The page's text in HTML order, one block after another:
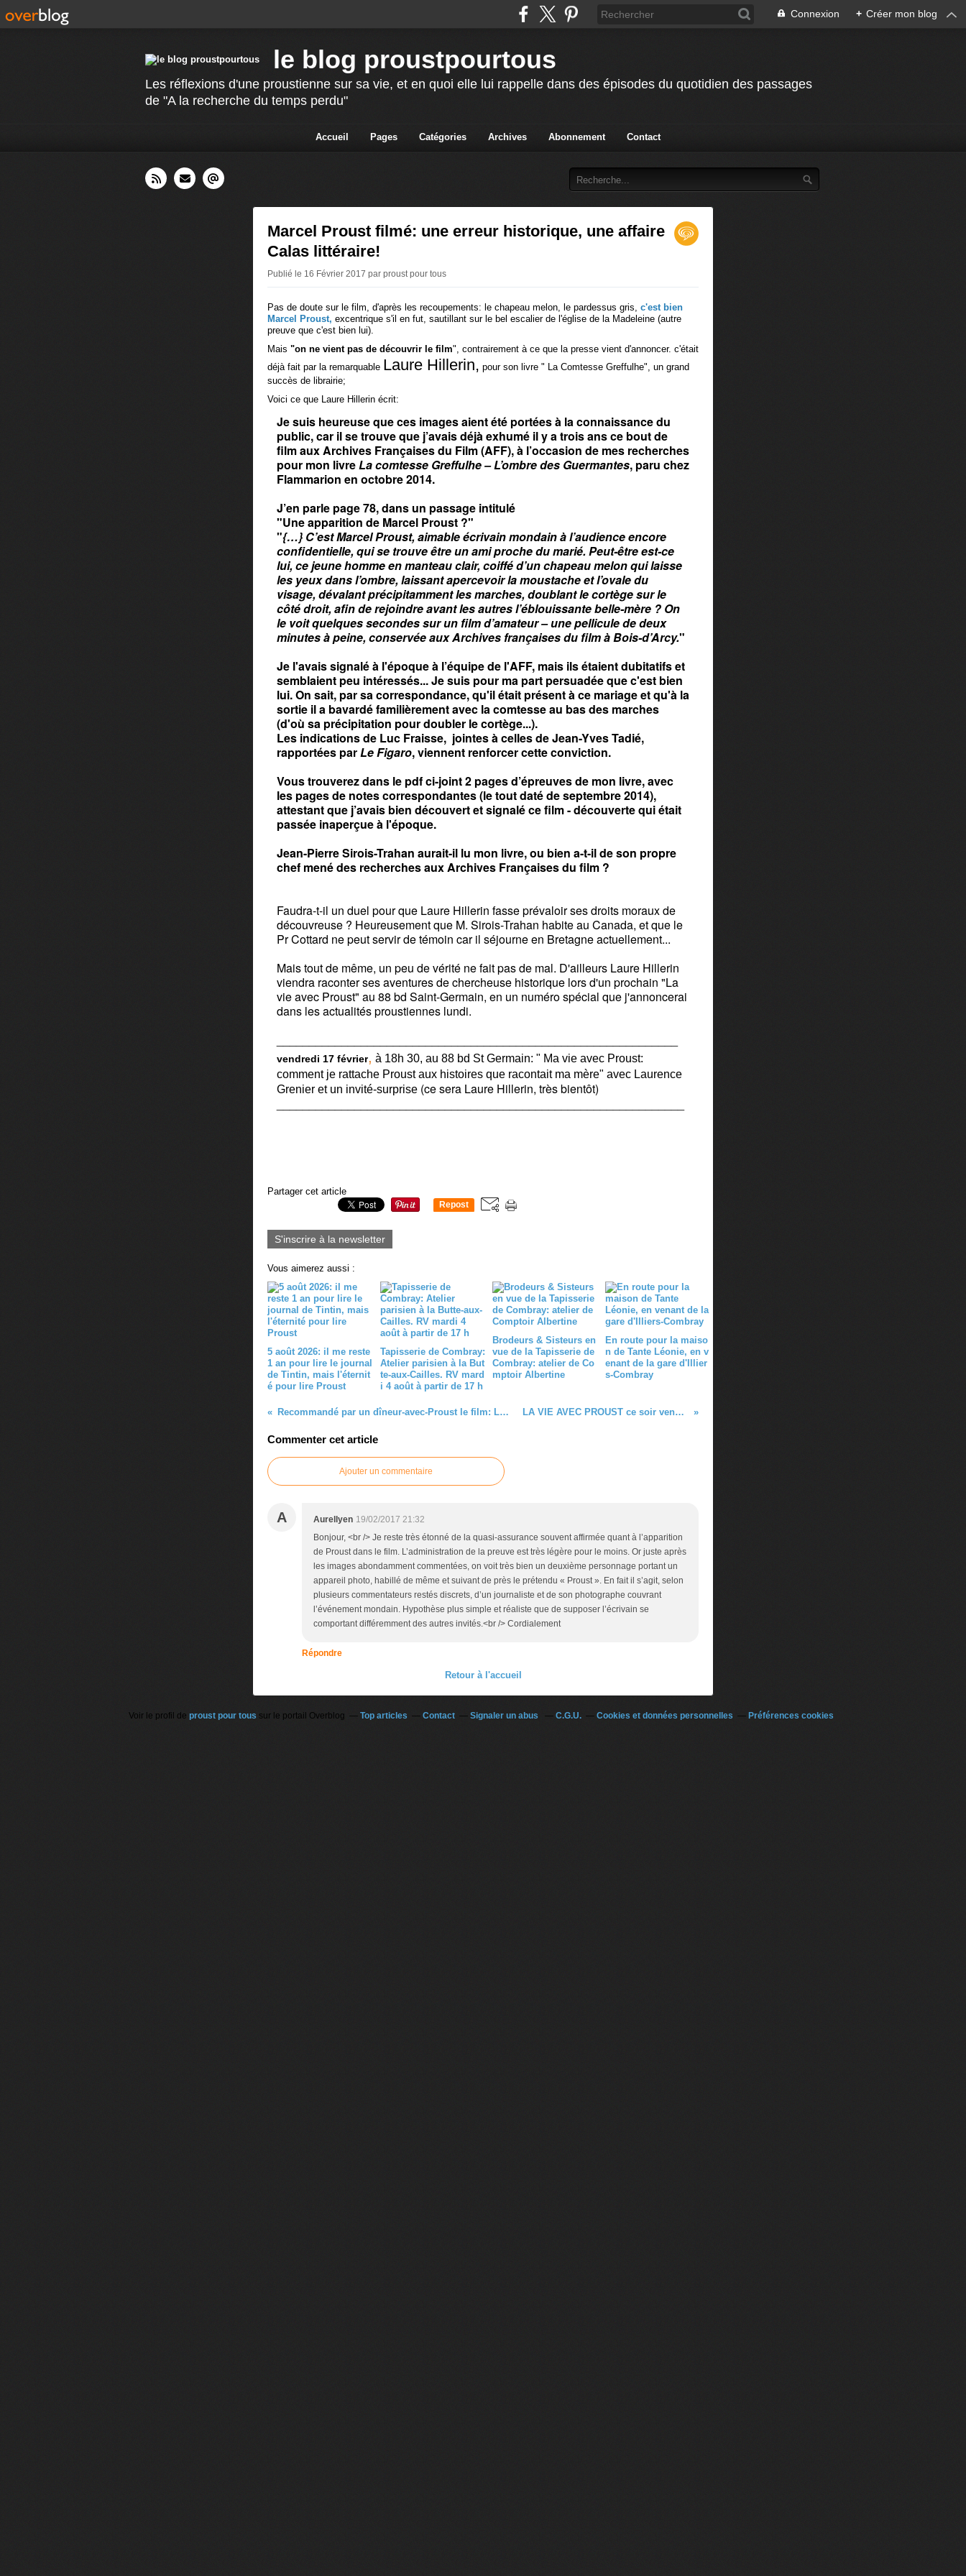
Connexion + Créer mon blog
le blog proustpourtous
Les réflexions d'une proustienne sur sa vie, et en quoi elle lui rappelle dans des épisodes du quotidien des passages
de "A la recherche du temps perdu"
Accueil Pages Catégories Archives Abonnement Contact
Marcel Proust filmé: une erreur historique, une affaire
Calas littéraire!
Publié le 16 Février 2017 par proust pour tous
Pas de doute sur le film, d'après les recoupements: le chapeau melon, le pardessus gris, c'est bien
Marcel Proust, excentrique s'il en fut, sautillant sur le bel escalier de l'église de la Madeleine (autre
preuve que c'est bien lui).
Mais "on ne vient pas de découvrir le film", contrairement à ce que la presse vient d'annoncer. c'était
déjà fait par la remarquable Laure Hillerin, pour son livre " La Comtesse Greffulhe", un grand
succès de librairie;
Voici ce que Laure Hillerin écrit:
Je suis heureuse que ces images aient été portées à la connaissance du
public, car il se trouve que j’avais déjà exhumé il y a trois ans ce bout de
film aux Archives Françaises du Film (AFF), à l’occasion de mes recherches
pour mon livreLa comtesse Greffulhe – L’ombre des Guermantes, paru chez
Flammarion en octobre 2014.
J’en parle page 78, dans un passage intitulé
"Une apparition de Marcel Proust ?"
"{…} C’est Marcel Proust, aimable écrivain mondain à l’audience encore
confidentielle, qui se trouve être un ami proche du marié. Peut-être est-ce
lui, ce jeune homme en manteau clair, coiffé d’un chapeau melon qui laisse
les yeux dans l’ombre, laissant apercevoir la moustache et l’ovale du
visage, dévalant précipitamment les marches, doublant le cortège sur le
côté droit, afin de rejoindre avant les autres l’éblouissante belle-mère ? On
le voit quelques secondes sur un film d’amateur – une pellicule de deux
minutes à peine, conservée aux Archives françaises du film à Bois-d’Arcy."
Je l'avais signalé à l'époque à l’équipe de l'AFF, mais ils étaient dubitatifs et
semblaient peu intéressés... Je suis pour ma part persuadée que c'est bien
lui. On sait, par sa correspondance, qu'il était présent à ce mariage et qu'à la
sortie il a bavardé familièrement avec la comtesse au bas des marches
(d'où sa précipitation pour doubler le cortège...).
Les indications de Luc Fraisse, jointes à celles de Jean-Yves Tadié,
rapportées parLe Figaro, viennent renforcer cette conviction.
Vous trouverez dans le pdf ci-joint 2 pages d’épreuves de mon livre, avec
les pages de notes correspondantes (le tout daté de septembre 2014),
attestant que j’avais bien découvert et signalé ce film - découverte qui était
passée inaperçue à l'époque.
Jean-Pierre Sirois-Trahan aurait-il lu mon livre, ou bien a-t-il de son propre
chef mené des recherches aux Archives Françaises du film ?
Faudra-t-il un duel pour que Laure Hillerin fasse prévaloir ses droits moraux de
découvreuse ? Heureusement que M. Sirois-Trahan habite au Canada, et que le
Pr Cottard ne peut servir de témoin car il séjourne en Bretagne actuellement...
Mais tout de même, un peu de vérité ne fait pas de mal. D'ailleurs Laure Hillerin
viendra raconter ses aventures de chercheuse historique lors d'un prochain "La
vie avec Proust" au 88 bd Saint-Germain, en un numéro spécial que j'annoncerai
dans les actualités proustiennes lundi.
vendredi 17 février, à 18h 30, au 88 bd St Germain: " Ma vie avec Proust:
comment je rattache Proust aux histoires que racontait ma mère" avec Laurence
Grenier et un invité-surprise (ce sera Laure Hillerin, très bientôt)
Partager cet article
Repost
S'inscrire à la newsletter
Vous aimerez aussi :
5 août 2026: il me reste
1 an pour lire le journal
de Tintin, mais l'éternit
é pour lire Proust
Tapisserie de Combray:
Atelier parisien à la But
te-aux-Cailles. RV mard
i 4 août à partir de 17 h
Brodeurs & Sisteurs en
vue de la Tapisserie de
Combray: atelier de Co
mptoir Albertine
En route pour la maiso
n de Tante Léonie, en v
enant de la gare d'Illier
s-Combray
Recommandé par un dîneur-avec-Proust le film: Lumière! L'aventure commence, et Marcel Proust filmé LA VIE AVEC PROUST ce soir vendredi 17, à 18 h30, au 88 bd St Germain
Commenter cet article
Ajouter un commentaire
A Aurellyen 19/02/2017 21:32
Bonjour, <br /> Je reste très étonné de la quasi-assurance souvent affirmée quant à l’apparition
de Proust dans le film. L’administration de la preuve est très légère pour le moins. Or juste après
les images abondamment commentées, on voit très bien un deuxième personnage portant un
appareil photo, habillé de même et suivant de près le prétendu « Proust ». En fait il s’agit, selon
plusieurs commentateurs restés discrets, d’un journaliste et de son photographe couvrant
l’événement mondain. Hypothèse plus simple et réaliste que de supposer l’écrivain se
comportant différemment des autres invités.<br /> Cordialement
Répondre
Retour à l'accueil
Voir le profil de proust pour tous sur le portail Overblog Top articles Contact Signaler un abus C.G.U. Cookies et données personnelles Préférences cookies